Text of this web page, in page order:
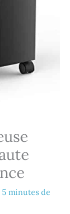
5 minutes de